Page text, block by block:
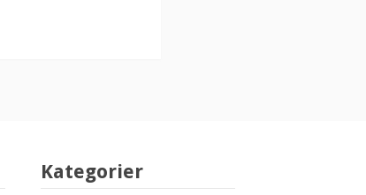
Kategorier